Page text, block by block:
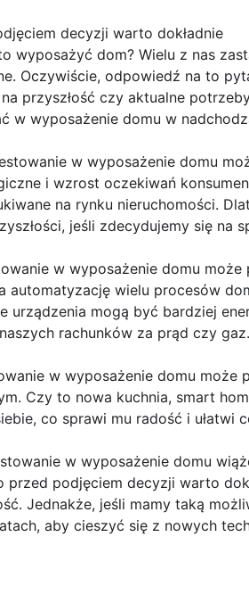
decyzji warto dokładnie
wyposażyć dom? Wielu z nas
Oczywiście, odpowiedź na to
przyszłość czy aktualne
w wyposażenie domu w
w wyposażenie domu
i wzrost oczekiwań
na rynku nieruchomości.
jeśli zdecydujemy się na
w wyposażenie domu
automatyzację wielu procesów
urządzenia mogą być bardziej
rachunków za prąd czy gaz.
w wyposażenie domu
Czy to nowa kuchnia, smart
co sprawi mu radość i ułatwi
w wyposażenie domu
przed podjęciem decyzji warto
Jednakże, jeśli mamy taką
aby cieszyć się z nowych